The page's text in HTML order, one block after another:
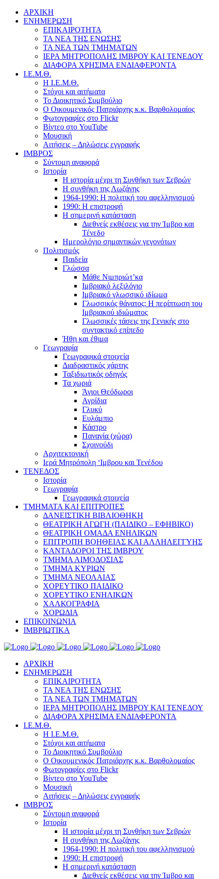
ΑΡΧΙΚΗ
ΕΝΗΜΕΡΩΣΗ
ΕΠΙΚΑΙΡΟΤΗΤΑ
ΤΑ ΝΕΑ ΤΗΣ ΕΝΩΣΗΣ
ΤΑ ΝΕΑ ΤΩΝ ΤΜΗΜΑΤΩΝ
ΙΕΡΑ ΜΗΤΡΟΠΟΛΗΣ ΙΜΒΡΟΥ ΚΑΙ ΤΕΝΕΔΟΥ
ΔΙΑΦΟΡΑ ΧΡΗΣΙΜΑ ΕΝΔΙΑΦΕΡΟΝΤΑ
Ι.Ε.Μ.Θ.
Η Ι.Ε.Μ.Θ.
Στόχοι και αιτήματα
Το Διοικητικό Συμβούλιο
Ο Οικουμενικός Πατριάρχης κ.κ. Βαρθολομαίος
Φωτογραφίες στο Flickr
Βίντεο στο YouTube
Μουσική
Αιτήσεις – Δηλώσεις εγγραφής
ΙΜΒΡΟΣ
Σύντομη αναφορά
Ιστορία
Η ιστορία μέχρι τη Συνθήκη των Σεβρών
Η συνθήκη της Λωζάνης
1964-1990: Η πολιτική του αφελληνισμού
1990: Η επιστροφή
Η σημερινή κατάσταση
Διεθνείς εκθέσεις για την Ίμβρο και
Τένεδο
Ημερολόγιο σημαντικών γεγονότων
Πολιτισμός
Παιδεία
Γλώσσα
Μάθε Νιμπριώτ’κα
Ιμβριακό λεξιλόγιο
Ιμβριακό γλωσσικό ιδίωμα
Γλωσσικός θάνατος: Η περίπτωση του
Ιμβριακού ιδιώματος
Γλωσσικές τάσεις της Γενικής στο
συντακτικό επίπεδο
Ήθη και έθιμα
Γεωγραφία
Γεωγραφικά στοιχεία
Διαδραστικός χάρτης
Ταξιδιωτικός οδηγός
Τα χωριά
Άγιοι Θεόδωροι
Αγρίδια
Γλυκύ
Ευλάμπιο
Κάστρο
Παναγία (χώρα)
Σχοινούδι
Αρχιτεκτονική
Ιερά Μητρόπολη ‘Ιμβρου και Τενέδου
ΤΕΝΕΔΟΣ
Ιστορία
Γεωγραφία
Γεωγραφικά στοιχεία
ΤΜΗΜΑΤΑ ΚΑΙ ΕΠΙΤΡΟΠΕΣ
ΔΑΝΕΙΣΤΙΚΗ ΒΙΒΛΙΟΘΗΚΗ
ΘΕΑΤΡΙΚΗ ΑΓΩΓΗ (ΠΑΙΔΙΚΟ – ΕΦΗΒΙΚΟ)
ΘΕΑΤΡΙΚΗ ΟΜΑΔΑ ΕΝΗΛΙΚΩΝ
ΕΠΙΤΡΟΠΗ ΒΟΗΘΕΙΑΣ ΚΑΙ ΑΛΛΗΛΕΓΓΥΗΣ
ΚΑΝΤΑΔΟΡΟΙ ΤΗΣ ΙΜΒΡΟΥ
ΤΜΗΜΑ ΑΙΜΟΔΟΣΙΑΣ
ΤΜΗΜΑ ΚΥΡΙΩΝ
ΤΜΗΜΑ ΝΕΟΛΑΙΑΣ
ΧΟΡΕΥΤΙΚΟ ΠΑΙΔΙΚΟ
ΧΟΡΕΥΤΙΚΟ ΕΝΗΛΙΚΩΝ
ΧΑΛΚΟΓΡΑΦΙΑ
ΧΟΡΩΔΙΑ
ΕΠΙΚΟΙΝΩΝΙΑ
ΙΜΒΡΙΩΤΙΚΑ
ΑΡΧΙΚΗ
ΕΝΗΜΕΡΩΣΗ
ΕΠΙΚΑΙΡΟΤΗΤΑ
ΤΑ ΝΕΑ ΤΗΣ ΕΝΩΣΗΣ
ΤΑ ΝΕΑ ΤΩΝ ΤΜΗΜΑΤΩΝ
ΙΕΡΑ ΜΗΤΡΟΠΟΛΗΣ ΙΜΒΡΟΥ ΚΑΙ ΤΕΝΕΔΟΥ
ΔΙΑΦΟΡΑ ΧΡΗΣΙΜΑ ΕΝΔΙΑΦΕΡΟΝΤΑ
Ι.Ε.Μ.Θ.
Η Ι.Ε.Μ.Θ.
Στόχοι και αιτήματα
Το Διοικητικό Συμβούλιο
Ο Οικουμενικός Πατριάρχης κ.κ. Βαρθολομαίος
Φωτογραφίες στο Flickr
Βίντεο στο YouTube
Μουσική
Αιτήσεις – Δηλώσεις εγγραφής
ΙΜΒΡΟΣ
Σύντομη αναφορά
Ιστορία
Η ιστορία μέχρι τη Συνθήκη των Σεβρών
Η συνθήκη της Λωζάνης
1964-1990: Η πολιτική του αφελληνισμού
1990: Η επιστροφή
Η σημερινή κατάσταση
Διεθνείς εκθέσεις για την Ίμβρο και